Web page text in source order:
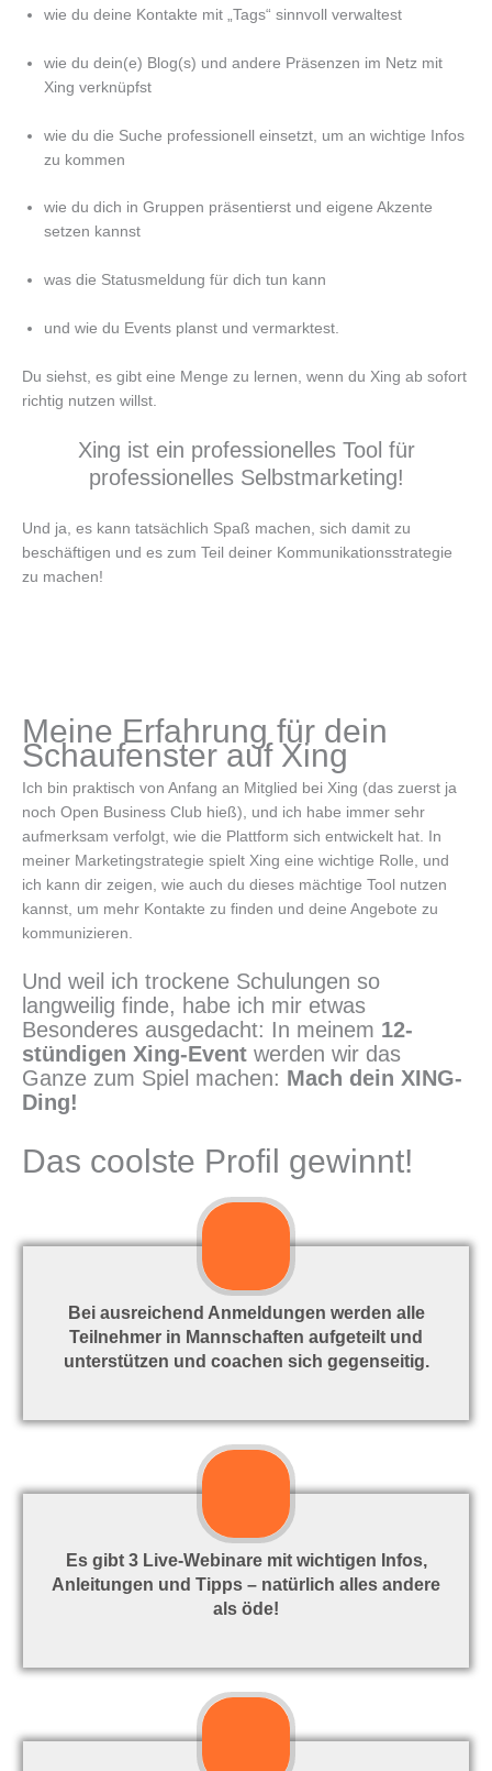
wie du deine Kontakte mit „Tags“ sinnvoll verwaltest
wie du dein(e) Blog(s) und andere Präsenzen im Netz mit
Xing verknüpfst
wie du die Suche professionell einsetzt, um an wichtige Infos
zu kommen
wie du dich in Gruppen präsentierst und eigene Akzente
setzen kannst
was die Statusmeldung für dich tun kann
und wie du Events planst und vermarktest.
Du siehst, es gibt eine Menge zu lernen, wenn du Xing ab sofort
richtig nutzen willst.
Xing ist ein professionelles Tool für
professionelles Selbstmarketing!
Und ja, es kann tatsächlich Spaß machen, sich damit zu
beschäftigen und es zum Teil deiner Kommunikationsstrategie
zu machen!
Meine Erfahrung für dein
Schaufenster auf Xing
Ich bin praktisch von Anfang an Mitglied bei Xing (das zuerst ja
noch Open Business Club hieß), und ich habe immer sehr
aufmerksam verfolgt, wie die Plattform sich entwickelt hat. In
meiner Marketingstrategie spielt Xing eine wichtige Rolle, und
ich kann dir zeigen, wie auch du dieses mächtige Tool nutzen
kannst, um mehr Kontakte zu finden und deine Angebote zu
kommunizieren.
Und weil ich trockene Schulungen so
langweilig finde, habe ich mir etwas
Besonderes ausgedacht: In meinem 12-
stündigen Xing-Event werden wir das
Ganze zum Spiel machen: Mach dein XING-
Ding!
Das coolste Profil gewinnt!
Bei ausreichend Anmeldungen werden alle
Teilnehmer in Mannschaften aufgeteilt und
unterstützen und coachen sich gegenseitig.
Es gibt 3 Live-Webinare mit wichtigen Infos,
Anleitungen und Tipps – natürlich alles andere
als öde!